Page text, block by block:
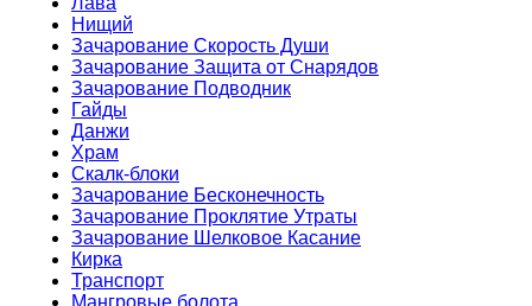
Нищий
Зачарование Скорость Души
Зачарование Защита от Снарядов
Зачарование Подводник
Гайды
Данжи
Храм
Скалк-блоки
Зачарование Бесконечность
Зачарование Проклятие Утраты
Зачарование Шелковое Касание
Кирка
Транспорт
Мангровые болота